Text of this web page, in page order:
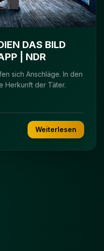
DAS BILD
| NDR
sich Anschläge. In den
Herkunft der Täter.
Weiterlesen